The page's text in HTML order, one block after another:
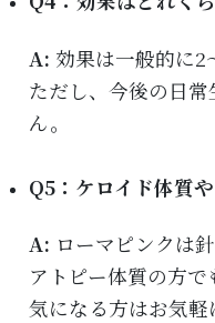
A: 効果は一般的に2
ただし、今後の日
ん。
Q5：ケロイド体質
A: ローマピンクは
アトピー体質の方
気になる方はお気軽